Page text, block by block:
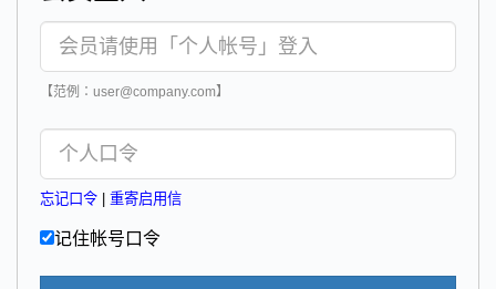
【范例：user@company.com】
忘记口令 重寄启用信
记住帐号口令